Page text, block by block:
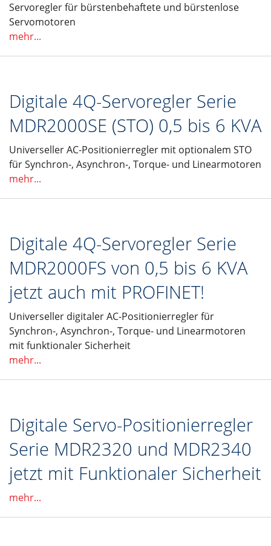
Servoregler für bürstenbehaftete und bürstenlose
Servomotoren
mehr...
Digitale 4Q-Servoregler Serie
MDR2000SE (STO) 0,5 bis 6 KVA
Universeller AC-Positionierregler mit optionalem STO
für Synchron-, Asynchron-, Torque- und Linearmotoren
mehr...
Digitale 4Q-Servoregler Serie
MDR2000FS von 0,5 bis 6 KVA
jetzt auch mit PROFINET!
Universeller digitaler AC-Positionierregler für
Synchron-, Asynchron-, Torque- und Linearmotoren
mit funktionaler Sicherheit
mehr...
Digitale Servo-Positionierregler
Serie MDR2320 und MDR2340
jetzt mit Funktionaler Sicherheit
mehr...